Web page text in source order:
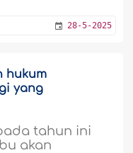
28-5-2025
hukum
yang
tahun ini
akan